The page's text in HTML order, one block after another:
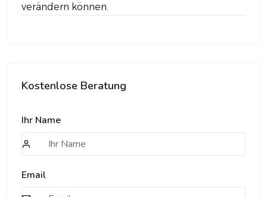
verändern können.
Kostenlose Beratung
Ihr Name
Email